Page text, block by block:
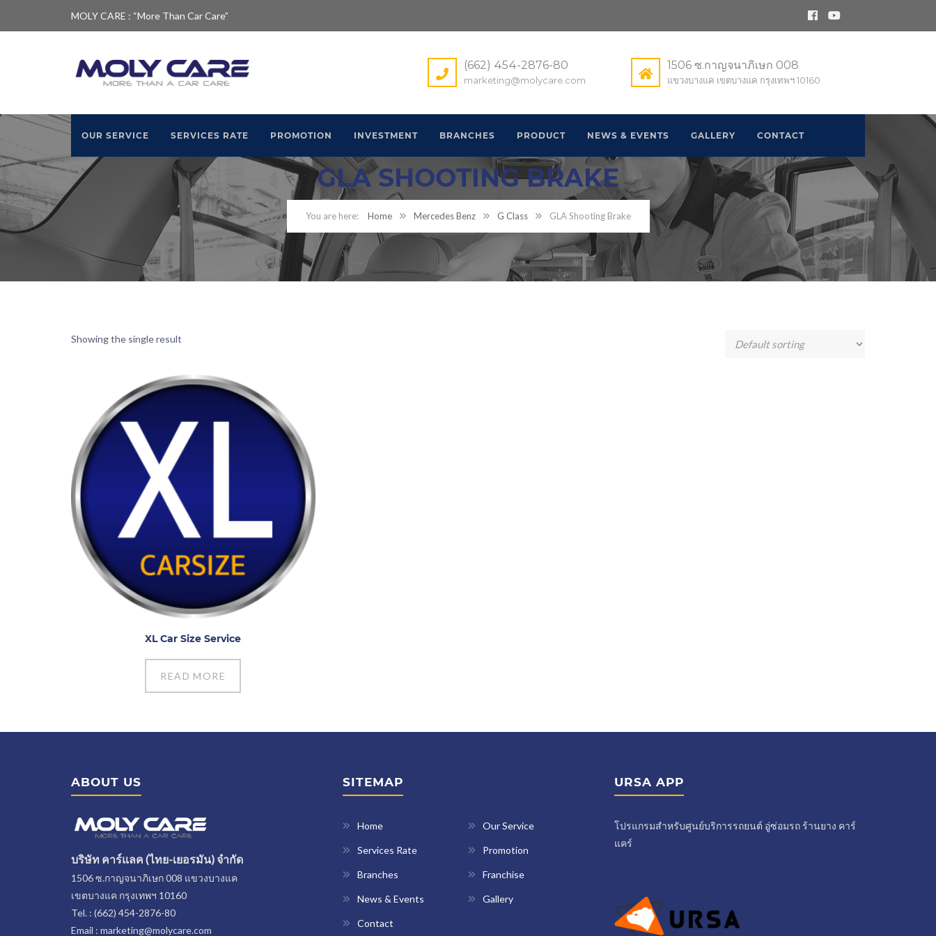
MOLY CARE : “More Than Car Care”
(662) 454-2876-80
marketing@molycare.com
1506 ซ.กาญจนาภิเษก 008
แขวงบางแค เขตบางแค กรุงเทพฯ 10160
OUR SERVICE SERVICES RATE PROMOTION INVESTMENT BRANCHES PRODUCT NEWS & EVENTS GALLERY CONTACT
GLA SHOOTING BRAKE
Home Mercedes Benz G Class GLA Shooting Brake
Showing the single result
XL Car Size Service
READ MORE
ABOUT US
บริษัท คาร์แลค (ไทย-เยอรมัน) จำกัด
1506 ซ.กาญจนาภิเษก 008 แขวงบางแค
เขตบางแค กรุงเทพฯ 10160
Tel. : (662) 454-2876-80
Email : marketing@molycare.com
SITEMAP
Home Our Service
Services Rate Promotion
Branches Franchise
News & Events Gallery
Contact
URSA APP
โปรแกรมสำหรับศูนย์บริการรถยนต์ อู่ซ่อมรถ ร้านยาง คาร์
แคร์